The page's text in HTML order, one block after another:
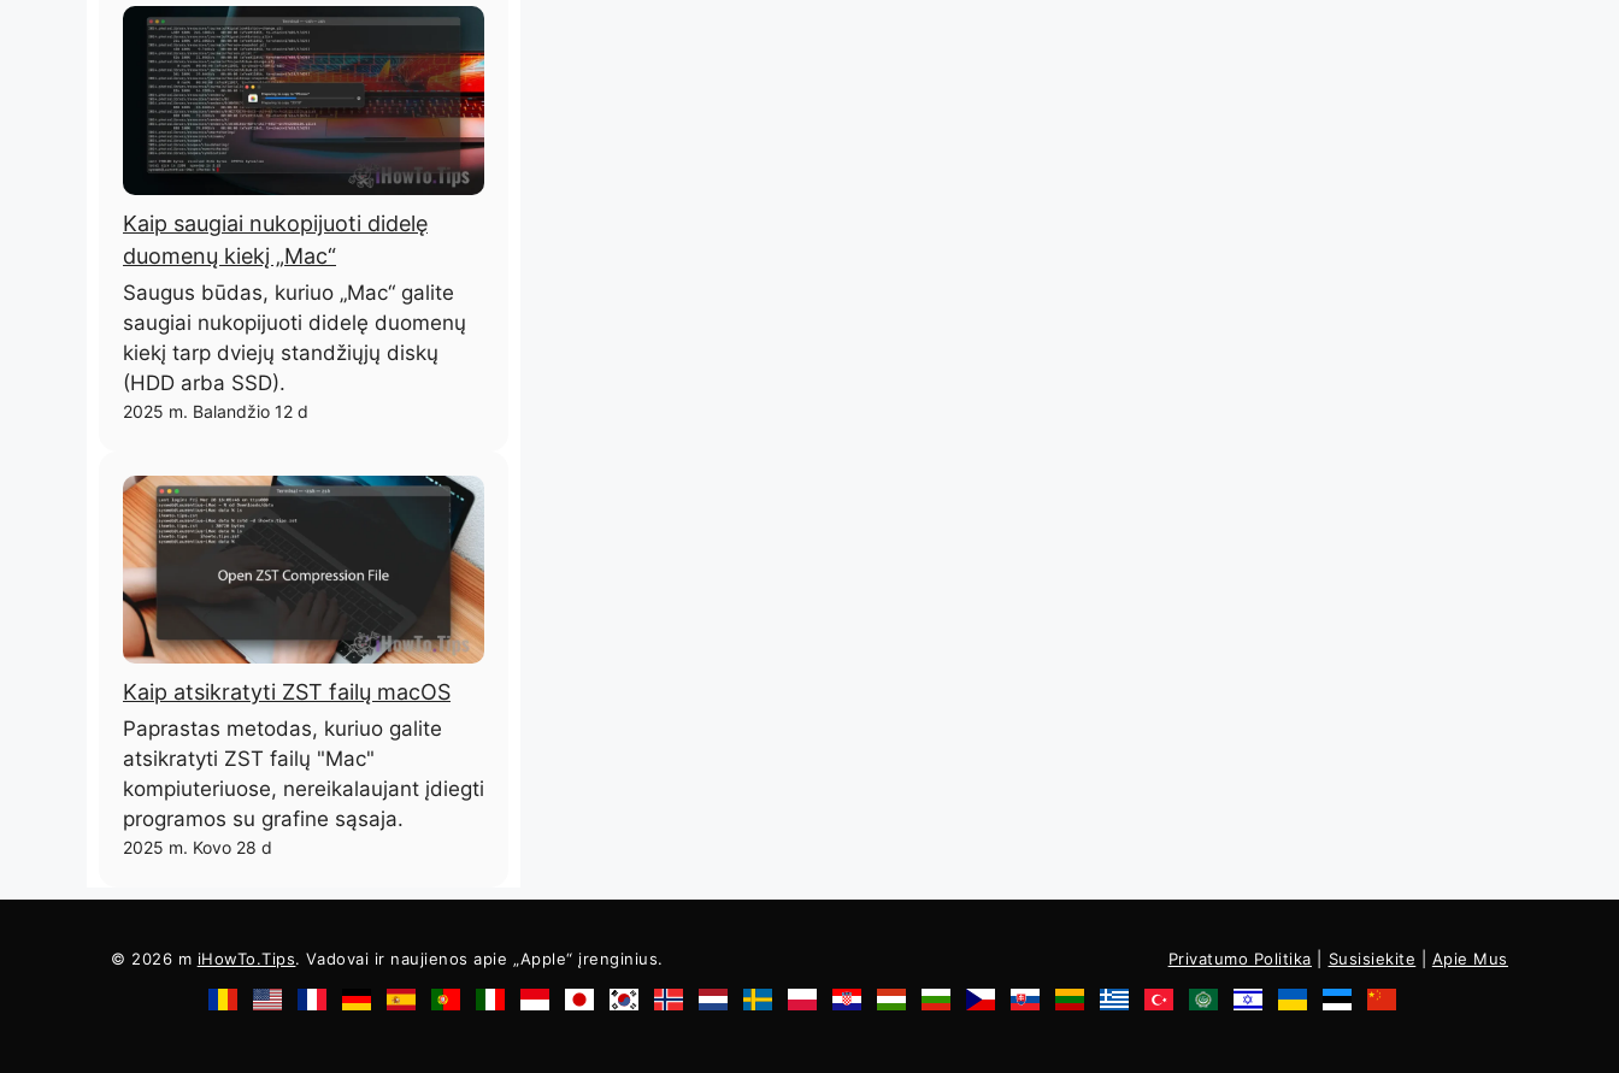
Kaip saugiai nukopijuoti didelę
duomenų kiekį „Mac“
Saugus būdas, kuriuo „Mac“ galite
saugiai nukopijuoti didelę duomenų
kiekį tarp dviejų standžiųjų diskų
(HDD arba SSD).
2025 m. Balandžio 12 d
Kaip atsikratyti ZST failų macOS
Paprastas metodas, kuriuo galite
atsikratyti ZST failų "Mac"
kompiuteriuose, nereikalaujant įdiegti
programos su grafine sąsaja.
2025 m. Kovo 28 d
© 2026 m iHowTo.Tips. Vadovai ir naujienos apie „Apple“ įrenginius. Privatumo Politika Susisiekite Apie Mus